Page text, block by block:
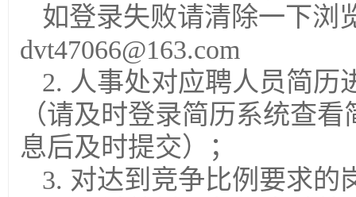
如登录失败请清除一下浏
dvt47066@163.com
2. 人事处对应聘人员简历
（请及时登录简历系统查
息后及时提交）；
3. 对达到竞争比例要求的